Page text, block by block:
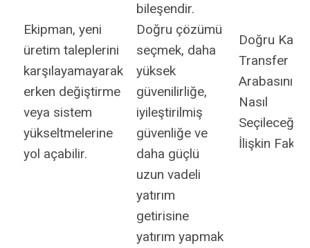
Ekipman, yeni
üretim taleplerini
karşılayamayarak
erken değiştirme
veya sistem
yükseltmelerine
yol açabilir.
bileşendir.
Doğru çözümü
seçmek, daha
yüksek
güvenilirliğe,
iyileştirilmiş
güvenliğe ve
daha güçlü
uzun vadeli
yatırım
getirisine
yatırım yapmak
Doğru Kalıp
Transfer
Arabasının
Nasıl
Seçileceğine
İlişkin